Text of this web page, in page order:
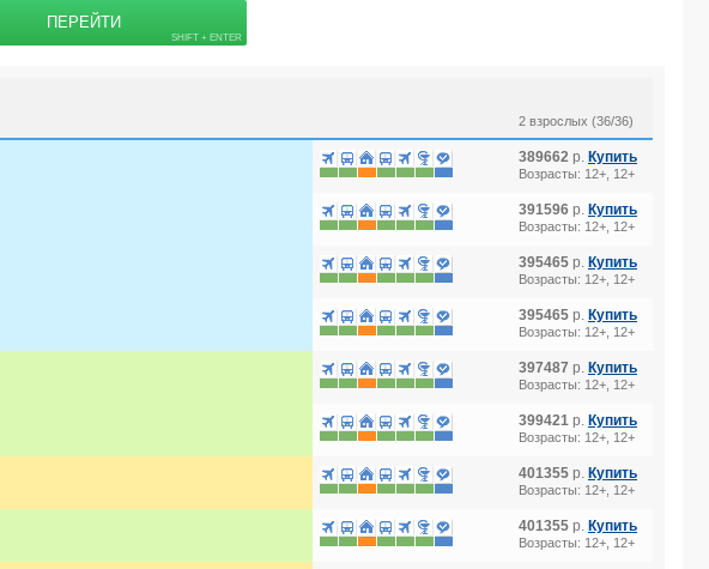
ПЕРЕЙТИ
2 взрослых (36/36)
389662 р. Купить
Возрасты: 12+, 12+
391596 р. Купить
Возрасты: 12+, 12+
395465 р. Купить
Возрасты: 12+, 12+
395465 р. Купить
Возрасты: 12+, 12+
397487 р. Купить
Возрасты: 12+, 12+
399421 р. Купить
Возрасты: 12+, 12+
401355 р. Купить
Возрасты: 12+, 12+
401355 р. Купить
Возрасты: 12+, 12+